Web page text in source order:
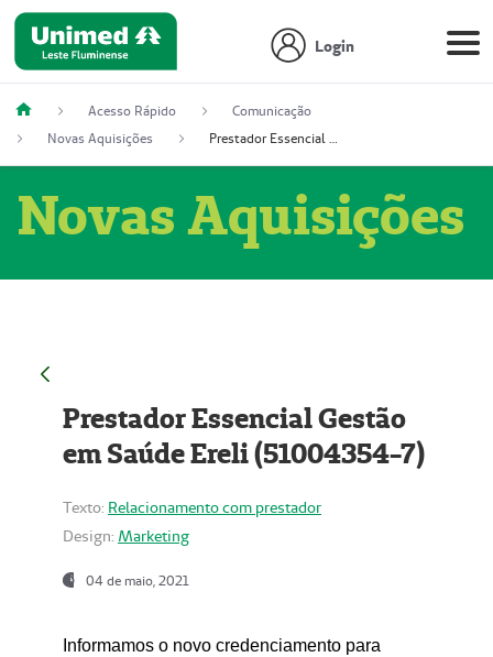
Login
Acesso Rápido
Comunicação
Novas Aquisições
Prestador Essencial Gestão em Saúde Ereli (51004354-7)
Novas Aquisições
Prestador Essencial Gestão
em Saúde Ereli (51004354-7)
Texto: Relacionamento com prestador
Design: Marketing
04 de maio, 2021
Informamos o novo credenciamento para